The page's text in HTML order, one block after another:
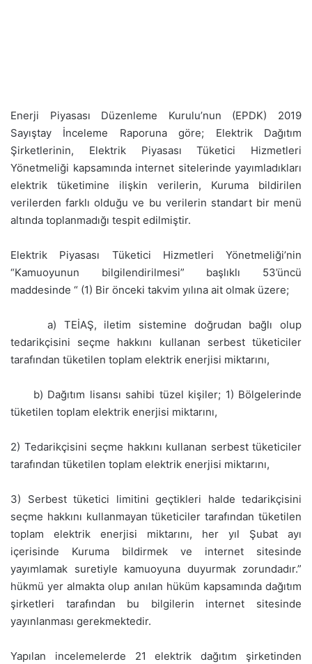
Enerji Piyasası Düzenleme Kurulu’nun (EPDK) 2019
Sayıştay İnceleme Raporuna göre; Elektrik Dağıtım
Şirketlerinin, Elektrik Piyasası Tüketici Hizmetleri
Yönetmeliği kapsamında internet sitelerinde yayımladıkları
elektrik tüketimine ilişkin verilerin, Kuruma bildirilen
verilerden farklı olduğu ve bu verilerin standart bir menü
altında toplanmadığı tespit edilmiştir.
Elektrik Piyasası Tüketici Hizmetleri Yönetmeliği’nin
“Kamuoyunun bilgilendirilmesi” başlıklı 53’üncü
maddesinde “ (1) Bir önceki takvim yılına ait olmak üzere;
a) TEİAŞ, iletim sistemine doğrudan bağlı olup
tedarikçisini seçme hakkını kullanan serbest tüketiciler
tarafından tüketilen toplam elektrik enerjisi miktarını,
b) Dağıtım lisansı sahibi tüzel kişiler; 1) Bölgelerinde
tüketilen toplam elektrik enerjisi miktarını,
2) Tedarikçisini seçme hakkını kullanan serbest tüketiciler
tarafından tüketilen toplam elektrik enerjisi miktarını,
3) Serbest tüketici limitini geçtikleri halde tedarikçisini
seçme hakkını kullanmayan tüketiciler tarafından tüketilen
toplam elektrik enerjisi miktarını, her yıl Şubat ayı
içerisinde Kuruma bildirmek ve internet sitesinde
yayımlamak suretiyle kamuoyuna duyurmak zorundadır.”
hükmü yer almakta olup anılan hüküm kapsamında dağıtım
şirketleri tarafından bu bilgilerin internet sitesinde
yayınlanması gerekmektedir.
Yapılan incelemelerde 21 elektrik dağıtım şirketinden